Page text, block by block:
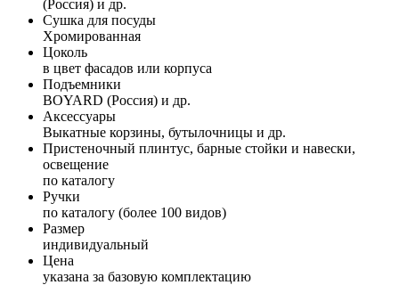
(Россия) и др.
Сушка для посуды
Хромированная
Цоколь
в цвет фасадов или корпуса
Подъемники
BOYARD (Россия) и др.
Аксессуары
Выкатные корзины, бутылочницы и др.
Пристеночный плинтус, барные стойки и навески,
освещение
по каталогу
Ручки
по каталогу (более 100 видов)
Размер
индивидуальный
Цена
указана за базовую комплектацию